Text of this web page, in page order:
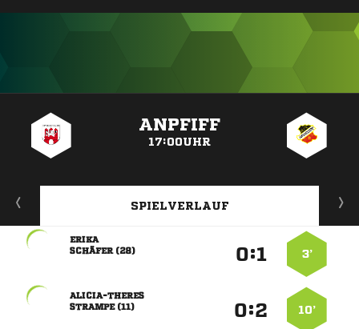
ANPFIFF
17:00UHR
SPIELVERLAUF
3’
:

 
10’
:

 